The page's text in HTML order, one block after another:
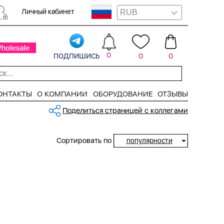
Личный кабинет
подпишись 0 0 0
О КОМПАНИИ ОБОРУДОВАНИЕ ОТЗЫВЫ
Поделиться страницей с коллегами
Сортировать по популярности